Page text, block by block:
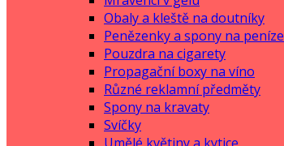
Obaly a kleště na doutníky
Penězenky a spony na peníze
Pouzdra na cigarety
Propagační boxy na víno
Různé reklamní předměty
Spony na kravaty
Svíčky